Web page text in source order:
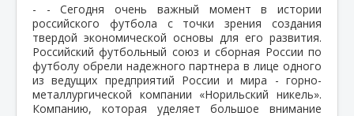
- - Сегодня очень важный момент в истории
российского футбола с точки зрения создания
твердой экономической основы для его развития.
Российский футбольный союз и сборная России по
футболу обрели надежного партнера в лице одного
из ведущих предприятий России и мира - горно-
металлургической компании «Норильский никель».
Компанию, которая уделяет большое внимание